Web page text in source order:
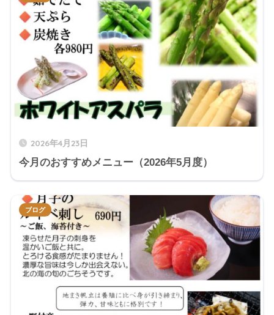
2026年4月23日
今月のおすすめメニュー（2026年5月度）
ブログ